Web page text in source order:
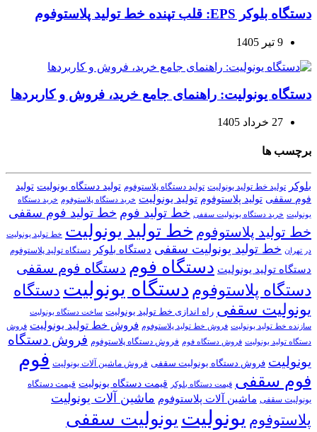
دستگاه بلوکر EPS: قلب تپنده خط تولید پلاستوفوم
9 تیر 1405
دستگاه یونولیت: راهنمای جامع خرید، فروش و کاربردها
27 خرداد 1405
برچسب ها
بلوکر تولید خط تولید یونولیت تولید دستگاه پلاستوفوم تولید دستگاه یونولیت تولید
فوم سقفی تولید پلاستوفوم تولید یونولیت خرید دستگاه پلاستوفوم خرید دستگاه
یونولیت خرید دستگاه یونولیت سقفی خط تولید فوم خط تولید فوم سقفی
خط تولید پلاستوفوم خط تولید یونولیت خط تولید یونولیت
در تهران خط تولید یونولیت سقفی دستگاه بلوکر دستگاه تولید پلاستوفوم
دستگاه تولید یونولیت دستگاه فوم دستگاه فوم سقفی
دستگاه پلاستوفوم دستگاه یونولیت دستگاه
یونولیت سقفی راه اندازی خط تولید یونولیت ساخت دستگاه یونولیت
سازنده خط تولید یونولیت فروش خط تولید پلاستوفوم فروش خط تولید یونولیت فروش
دستگاه تولید یونولیت فروش دستگاه فوم فروش دستگاه پلاستوفوم فروش دستگاه
یونولیت فروش دستگاه یونولیت سقفی فروش ماشین آلات یونولیت فوم
فوم سقفی قیمت دستگاه بلوکر قیمت دستگاه یونولیت قیمت دستگاه
یونولیت سقفی ماشین آلات پلاستوفوم ماشین آلات یونولیت
پلاستوفوم یونولیت یونولیت سقفی